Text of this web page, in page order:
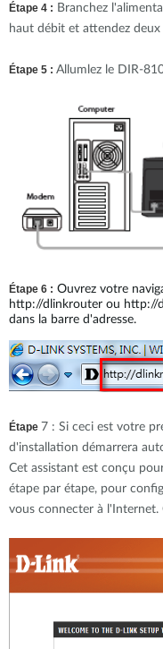
Étape 4 : Branchez
haut débit et attendez
Étape 5 : Allumlez le DIR-
Étape 6 : Ouvrez votre
http://dlinkrouter ou http://
dans la barre d'adresse.
Étape 7 : Si ceci est votre
d'installation démarrera
Cet assistant est conçu
étape par étape, pour
vous connecter à l'Internet.